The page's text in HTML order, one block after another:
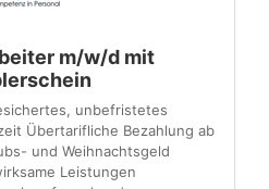
m/w/d mit
unbefristetes
Übertarifliche Bezahlung ab
und Weihnachtsgeld
Leistungen